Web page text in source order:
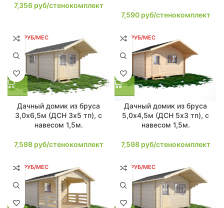
7,356 руб/стенокомплект
7,590 руб/стенокомплект
144 РУБ/МЕС
Дачный домик из бруса
3,0х6,5м (ДСН 3х5 тп), с
навесом 1,5м.
7,598 руб/стенокомплект
144 РУБ/МЕС
Дачный домик из бруса
5,0х4,5м (ДСН 5х3 тп), с
навесом 1,5м.
7,598 руб/стенокомплект
146 РУБ/МЕС 146 РУБ/МЕС